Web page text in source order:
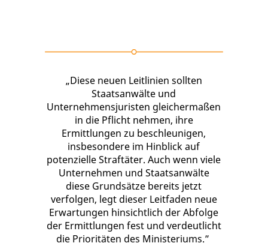
„Diese neuen Leitlinien sollten
Staatsanwälte und
Unternehmensjuristen gleichermaßen
in die Pflicht nehmen, ihre
Ermittlungen zu beschleunigen,
insbesondere im Hinblick auf
potenzielle Straftäter. Auch wenn viele
Unternehmen und Staatsanwälte
diese Grundsätze bereits jetzt
verfolgen, legt dieser Leitfaden neue
Erwartungen hinsichtlich der Abfolge
der Ermittlungen fest und verdeutlicht
die Prioritäten des Ministeriums.”